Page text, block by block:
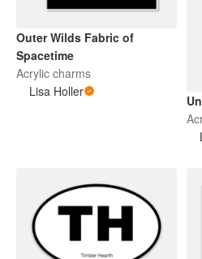
Outer Wilds Fabric of
Spacetime
Acrylic charms
Lisa Holler